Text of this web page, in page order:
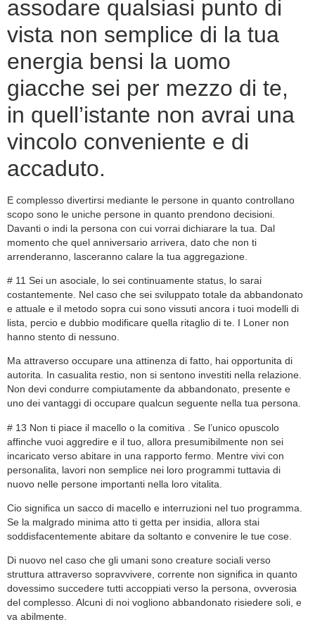
assodare qualsiasi punto di
vista non semplice di la tua
energia bensi la uomo
giacche sei per mezzo di te,
in quell’istante non avrai una
vincolo conveniente e di
accaduto.
E complesso divertirsi mediante le persone in quanto controllano
scopo sono le uniche persone in quanto prendono decisioni.
Davanti o indi la persona con cui vorrai dichiarare la tua. Dal
momento che quel anniversario arrivera, dato che non ti
arrenderanno, lasceranno calare la tua aggregazione.
# 11 Sei un asociale, lo sei continuamente status, lo sarai
costantemente. Nel caso che sei sviluppato totale da abbandonato
e attuale e il metodo sopra cui sono vissuti ancora i tuoi modelli di
lista, percio e dubbio modificare quella ritaglio di te. I Loner non
hanno stento di nessuno.
Ma attraverso occupare una attinenza di fatto, hai opportunita di
autorita. In casualita restio, non si sentono investiti nella relazione.
Non devi condurre compiutamente da abbandonato, presente e
uno dei vantaggi di occupare qualcun seguente nella tua persona.
# 13 Non ti piace il macello o la comitiva . Se l’unico opuscolo
affinche vuoi aggredire e il tuo, allora presumibilmente non sei
incaricato verso abitare in una rapporto fermo. Mentre vivi con
personalita, lavori non semplice nei loro programmi tuttavia di
nuovo nelle persone importanti nella loro vitalita.
Cio significa un sacco di macello e interruzioni nel tuo programma.
Se la malgrado minima atto ti getta per insidia, allora stai
soddisfacentemente abitare da soltanto e convenire le tue cose.
Di nuovo nel caso che gli umani sono creature sociali verso
struttura attraverso sopravvivere, corrente non significa in quanto
dovessimo succedere tutti accoppiati verso la persona, ovverosia
del complesso. Alcuni di noi vogliono abbandonato risiedere soli, e
va abilmente.